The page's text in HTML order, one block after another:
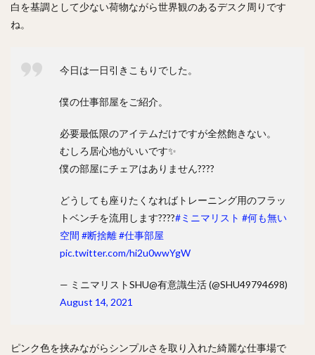
白を基調として少ない荷物ながら世界観のあるデスク周りです
ね。
今日は一日引きこもりでした。
僕の仕事部屋をご紹介。
必要最低限のアイテムだけですが全然飽きない。
むしろ居心地がいいです✨
僕の部屋にチェアはありません????
どうしても座りたくなればトレーニング用のフラッ
トベンチを流用します????#ミニマリスト #何も無い
空間 #断捨離#仕事部屋
pic.twitter.com/hi2u0wwYgW
— ミニマリストSHU@有意識生活 (@SHU49794698)
August 14, 2021
ピンク色を挟みながらシンプルさを取り入れた綺麗な仕事場で